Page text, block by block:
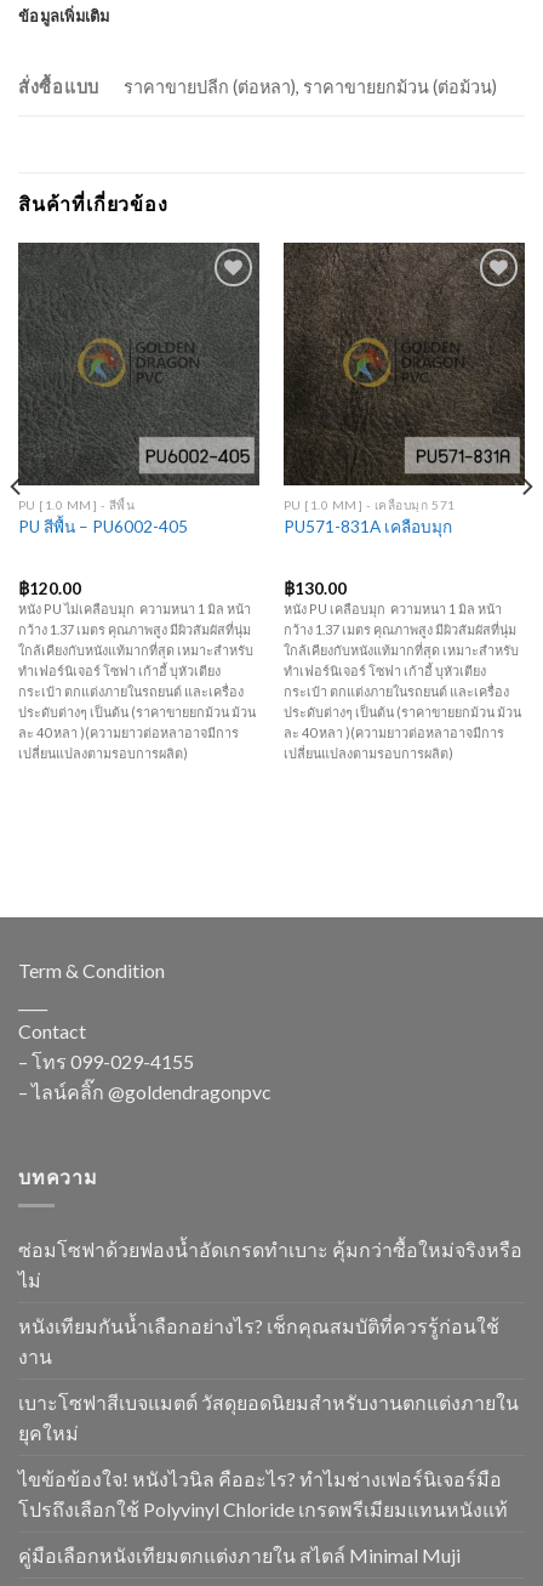
ข้อมูลเพิ่มเติม
สั่งซื้อแบบ ราคาขายปลีก (ต่อหลา), ราคาขายยกม้วน (ต่อม้วน)
สินค้าที่เกี่ยวข้อง
Add to
Wishlist
PU [1.0 MM] - สีพื้น
PU สีพื้น – PU6002-405
฿120.00
หนัง PU ไม่เคลือบมุก ความหนา 1 มิล หน้า
กว้าง 1.37 เมตร คุณภาพสูง มีผิวสัมผัสที่นุ่ม
ใกล้เคียงกับหนังแท้มากที่สุด เหมาะสำหรับ
ทำเฟอร์นิเจอร์ โซฟา เก้าอี้ บุหัวเตียง
กระเป๋า ตกแต่งภายในรถยนต์ และเครื่อง
ประดับต่างๆ เป็นต้น (ราคาขายยกม้วน ม้วน
ละ 40 หลา )(ความยาวต่อหลาอาจมีการ
เปลี่ยนแปลงตามรอบการผลิต)
Add to
Wishlist
PU [1.0 MM] - เคลือบมุก 571
PU571-831A เคลือบมุก
฿130.00
หนัง PU เคลือบมุก ความหนา 1 มิล หน้า
กว้าง 1.37 เมตร คุณภาพสูง มีผิวสัมผัสที่นุ่ม
ใกล้เคียงกับหนังแท้มากที่สุด เหมาะสำหรับ
ทำเฟอร์นิเจอร์ โซฟา เก้าอี้ บุหัวเตียง
กระเป๋า ตกแต่งภายในรถยนต์ และเครื่อง
ประดับต่างๆ เป็นต้น (ราคาขายยกม้วน ม้วน
ละ 40 หลา )(ความยาวต่อหลาอาจมีการ
เปลี่ยนแปลงตามรอบการผลิต)
Term & Condition
Contact
– โทร 099-029-4155
– ไลน์คลิ๊ก @goldendragonpvc
บทความ
ซ่อมโซฟาด้วยฟองน้ำอัดเกรดทำเบาะ คุ้มกว่าซื้อใหม่จริงหรือ
ไม่
หนังเทียมกันน้ำเลือกอย่างไร? เช็กคุณสมบัติที่ควรรู้ก่อนใช้
งาน
เบาะโซฟาสีเบจแมตต์ วัสดุยอดนิยมสำหรับงานตกแต่งภายใน
ยุคใหม่
ไขข้อข้องใจ! หนังไวนิล คืออะไร? ทำไมช่างเฟอร์นิเจอร์มือ
โปรถึงเลือกใช้ Polyvinyl Chloride เกรดพรีเมียมแทนหนังแท้
คู่มือเลือกหนังเทียมตกแต่งภายใน สไตล์ Minimal Muji